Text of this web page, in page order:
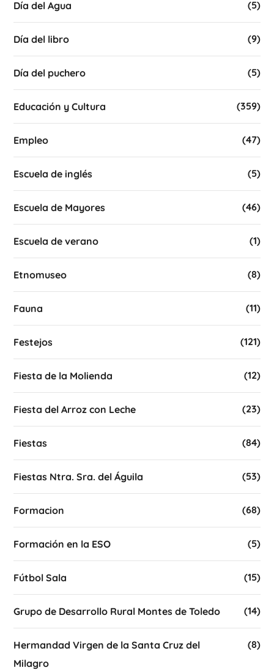
Día del Agua (5)
Día del libro (9)
Día del puchero (5)
Educación y Cultura (359)
Empleo (47)
Escuela de inglés (5)
Escuela de Mayores (46)
Escuela de verano (1)
Etnomuseo (8)
Fauna (11)
Festejos (121)
Fiesta de la Molienda (12)
Fiesta del Arroz con Leche (23)
Fiestas (84)
Fiestas Ntra. Sra. del Águila (53)
Formacion (68)
Formación en la ESO (5)
Fútbol Sala (15)
Grupo de Desarrollo Rural Montes de Toledo (14)
Hermandad Virgen de la Santa Cruz del
Milagro
(8)